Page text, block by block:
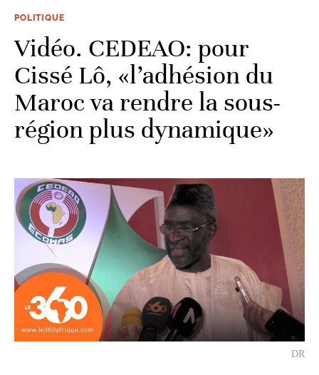
POLITIQUE
Vidéo. CEDEAO: pour
Cissé Lô, «l’adhésion du
Maroc va rendre la sous-
région plus dynamique»
DR